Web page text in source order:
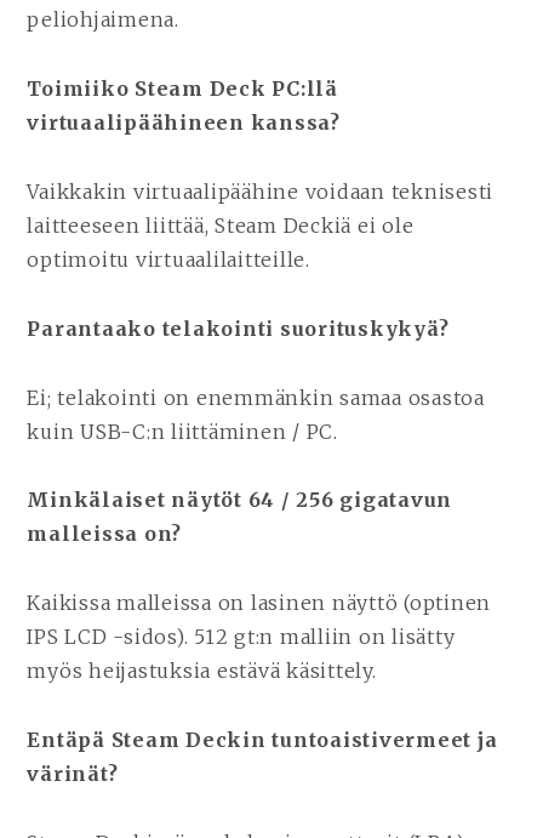
peliohjaimena.
Toimiiko Steam Deck PC:llä
virtuaalipäähineen kanssa?
Vaikkakin virtuaalipäähine voidaan teknisesti
laitteeseen liittää, Steam Deckiä ei ole
optimoitu virtuaalilaitteille.
Parantaako telakointi suorituskykyä?
Ei; telakointi on enemmänkin samaa osastoa
kuin USB-C:n liittäminen / PC.
Minkälaiset näytöt 64 / 256 gigatavun
malleissa on?
Kaikissa malleissa on lasinen näyttö (optinen
IPS LCD -sidos). 512 gt:n malliin on lisätty
myös heijastuksia estävä käsittely.
Entäpä Steam Deckin tuntoaistivermeet ja
värinät?